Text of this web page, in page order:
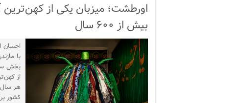
اورطشت؛ میزبان یکی از کهن‌ترین
بیش از ۶۰۰ سال
احسان
با
از
هر سال
کشور